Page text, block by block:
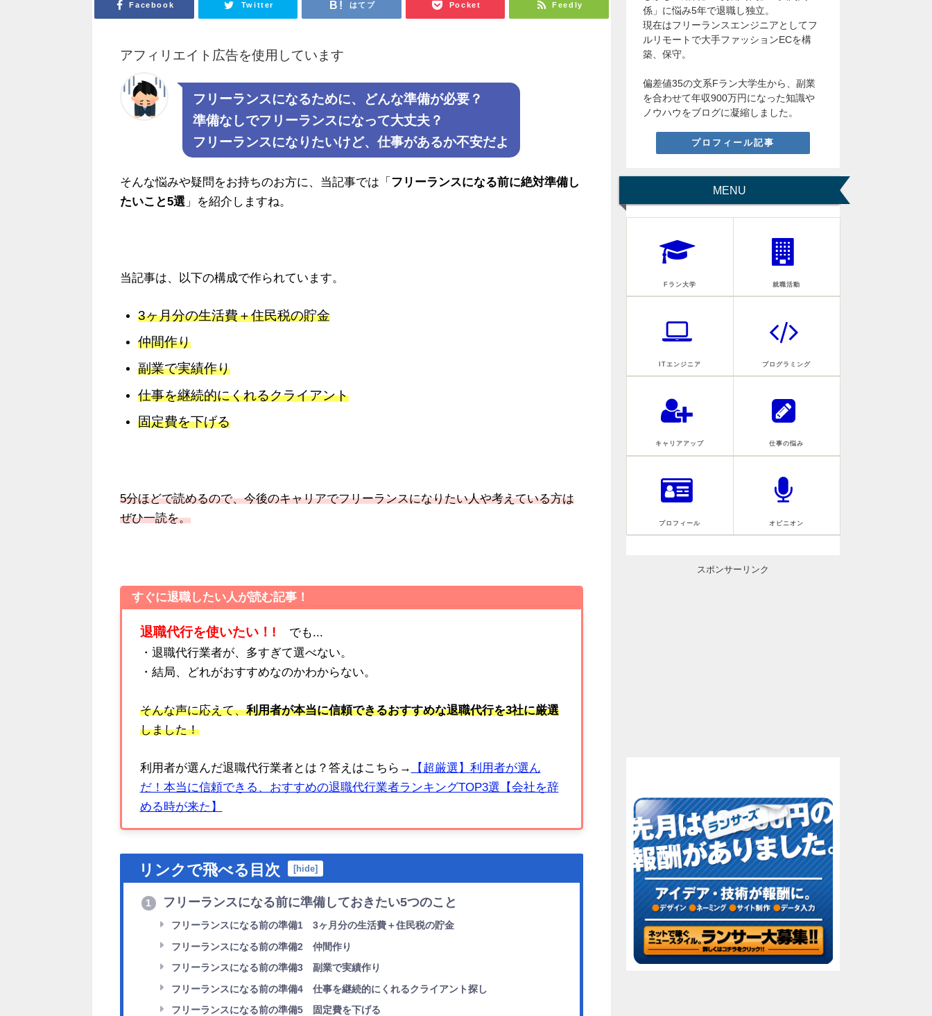
Facebook Twitter はてブ Pocket Feedly
アフィリエイト広告を使用しています
フリーランスになるために、どんな準備が必要？
準備なしでフリーランスになって大丈夫？
フリーランスになりたいけど、仕事があるか不安だよ
そんな悩みや疑問をお持ちのお方に、当記事では「 フリーランスになる前に絶対準備し
たいこと5選 」を紹介しますね。
当記事は、以下の構成で作られています。
3ヶ月分の生活費＋住民税の貯金
仲間作り
副業で実績作り
仕事を継続的にくれるクライアント
固定費を下げる
5分ほどで読めるので、今後のキャリアでフリーランスになりたい人や考えている方は
ぜひ一読を。
すぐに退職したい人が読む記事！
退職代行を使いたい！!
でも...
・退職代行業者が、多すぎて選べない。
・結局、どれがおすすめなのかわからない。
そんな声に応えて、利用者が本当に信頼できるおすすめな退職代行を3社に厳選
しました！
利用者が選んだ退職代行業者とは？答えはこちら→
【超厳選】利用者が選ん
だ！本当に信頼できる、おすすめの退職代行業者ランキングTOP3選【会社を辞
める時が来た】
リンクで飛べる目次 [hide]
1 フリーランスになる前に準備しておきたい5つのこと
フリーランスになる前の準備1 3ヶ月分の生活費＋住民税の貯金
フリーランスになる前の準備2 仲間作り
フリーランスになる前の準備3 副業で実績作り
フリーランスになる前の準備4 仕事を継続的にくれるクライアント探し
フリーランスになる前の準備5 固定費を下げる
係」に悩み5年で退職し独立。
現在はフリーランスエンジニアとしてフ
ルリモートで大手ファッションECを構
築、保守。
偏差値35の文系Fラン大学生から、副業
を合わせて年収900万円になった知識や
ノウハウをブログに凝縮しました。
プロフィール記事
MENU
Fラン大学 就職活動
ITエンジニア プログラミング
キャリアアップ 仕事の悩み
プロフィール オピニオン
スポンサーリンク